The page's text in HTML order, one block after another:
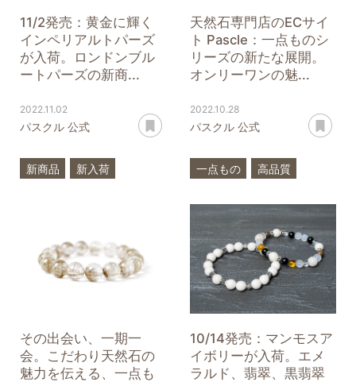
11/2発売：黄金に輝く
インペリアルトパーズ
が入荷。ロンドンブル
ートパーズの新商...
2022.11.02
パスクル 公式
あとで読む
新商品
新入荷
インペリアルトパーズ
ロンドンブルートパーズ
天然石専門店のECサイ
ト Pascle：一点ものシ
リーズの新たな展開。
オンリーワンの魅...
2022.10.28
パスクル 公式
一点もの
高品質
その出会い、一期一
会。こだわり天然石の
魅力を伝える、一点も
10/14発売：マンモスア
イボリーが入荷。エメ
ラルド、翡翠、黒翡翠